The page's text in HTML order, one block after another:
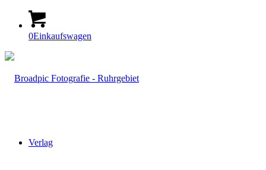
0Einkaufswagen
Verlag